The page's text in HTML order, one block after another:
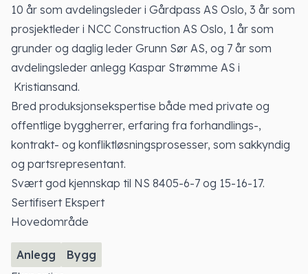
10 år som avdelingsleder i Gårdpass AS Oslo, 3 år som
prosjektleder i NCC Construction AS Oslo, 1 år som
grunder og daglig leder Grunn Sør AS, og 7 år som
avdelingsleder anlegg Kaspar Strømme AS i
Kristiansand.
Bred produksjonsekspertise både med private og
offentlige byggherrer, erfaring fra forhandlings-,
kontrakt- og konfliktløsningsprosesser, som sakkyndig
og partsrepresentant.
Svært god kjennskap til NS 8405-6-7 og 15-16-17.
Sertifisert Ekspert
Hovedområde
Anlegg
Bygg